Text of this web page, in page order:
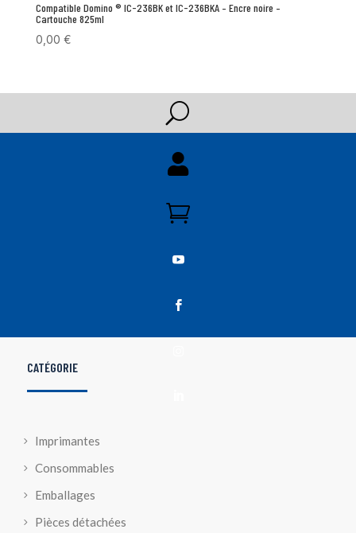
Compatible Domino ® IC-236BK et IC-236BKA – Encre noire –
Cartouche 825ml
0,00 €
U




CATÉGORIE
Imprimantes
Consommables
Emballages
Pièces détachées